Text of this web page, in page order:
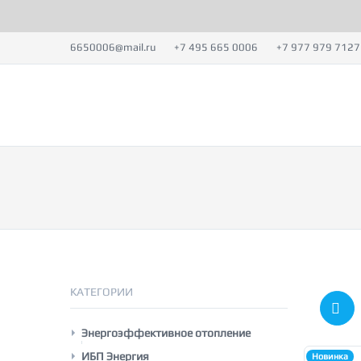
6650006@mail.ru +7 495 665 0006 +7 977 979 7127
КАТЕГОРИИ
Энергоэффективное отопление
КОУЗИ конвекторы
ИБП Энергия Новинка